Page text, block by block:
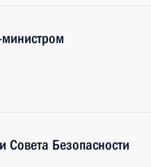
Совета Безопасности